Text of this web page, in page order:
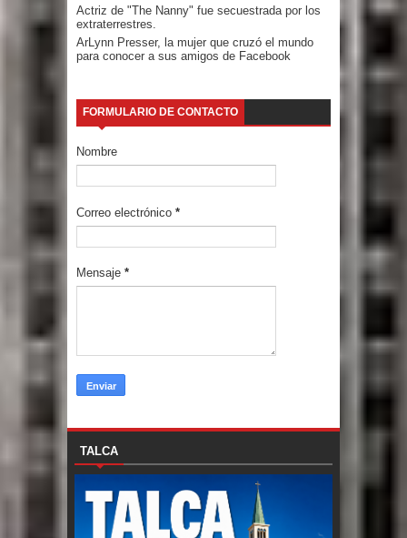
Actriz de "The Nanny" fue secuestrada por los
extraterrestres.
ArLynn Presser, la mujer que cruzó el mundo
para conocer a sus amigos de Facebook
FORMULARIO DE CONTACTO
Nombre
Correo electrónico *
Mensaje *
TALCA